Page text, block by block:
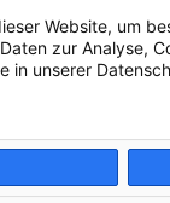
Website, um
zur Analyse,
in unserer